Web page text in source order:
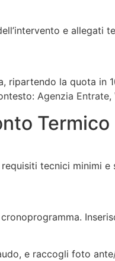
e allegati
ripartendo la quota in
Agenzia Entrate,
tecnici minimi e
e raccogli foto